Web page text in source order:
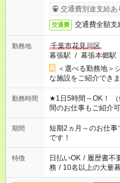
交通費別途支給あ
交通費 交通費全額支
勤務地
千葉市花見川区
幕張駅 / 幕張本郷駅
＜選べる勤務地
な施設をご紹介できま
勤務時間
★1日5時間～OK！
間のお仕事もご紹介
家庭の都合でお休み
※週最低15時間以上
期間
短期2ヵ月～のお仕
です！
特徴 日払いOK / 履歴書不
務 / 10名以上の大量